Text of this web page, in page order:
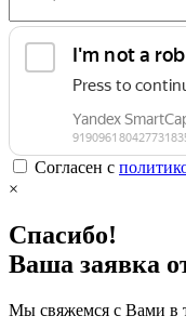
Согласен с
×
Спасибо!
Ваша заявка
Мы свяжемся с Вами в